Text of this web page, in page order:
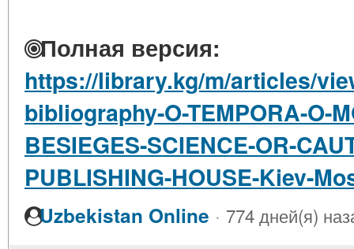
Полная версия:
https://library.kg/m/articles/
bibliography-O-TEMPORA-O-
BESIEGES-SCIENCE-OR-
PUBLISHING-HOUSE-Kiev-
Uzbekistan Online · 774 дней(я)